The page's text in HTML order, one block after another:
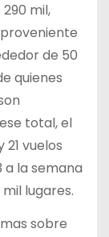
mil,
proveniente
de 50
quienes
total, el
vuelos
a la semana
mil lugares.
sobre